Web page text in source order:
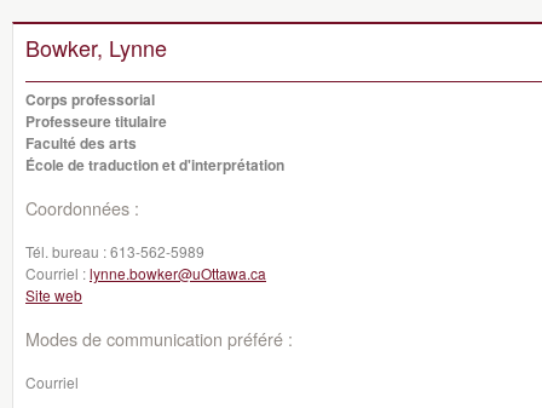
Bowker, Lynne
Corps professorial
Professeure titulaire
Faculté des arts
École de traduction et d'interprétation
Coordonnées :
Tél. bureau :613-562-5989
Courriel :lynne.bowker@uOttawa.ca
Site web
Modes de communication préféré :
Courriel